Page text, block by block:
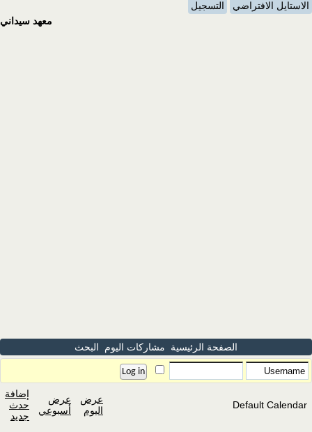
الاستايل الافتراضي
التسجيل
معهد سيداني
الصفحة الرئيسية مشاركات اليوم البحث
Default Calendar
عرض
اليوم
عرض
أسبوعي
إضافة
حدث
جديد